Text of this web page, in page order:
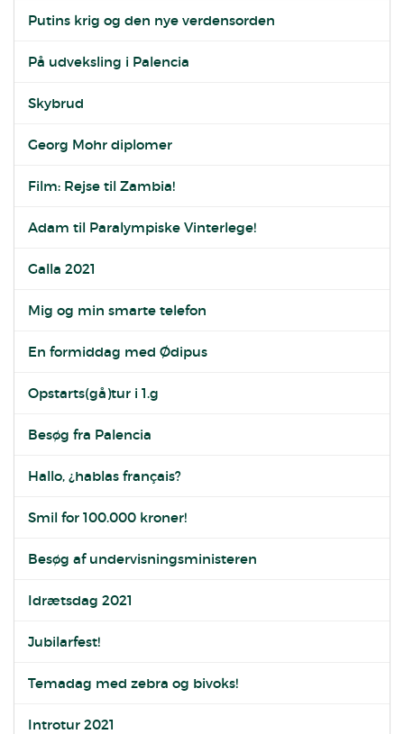
Putins krig og den nye verdensorden
På udveksling i Palencia
Skybrud
Georg Mohr diplomer
Film: Rejse til Zambia!
Adam til Paralympiske Vinterlege!
Galla 2021
Mig og min smarte telefon
En formiddag med Ødipus
Opstarts(gå)tur i 1.g
Besøg fra Palencia
Hallo, ¿hablas français?
Smil for 100.000 kroner!
Besøg af undervisningsministeren
Idrætsdag 2021
Jubilarfest!
Temadag med zebra og bivoks!
Introtur 2021